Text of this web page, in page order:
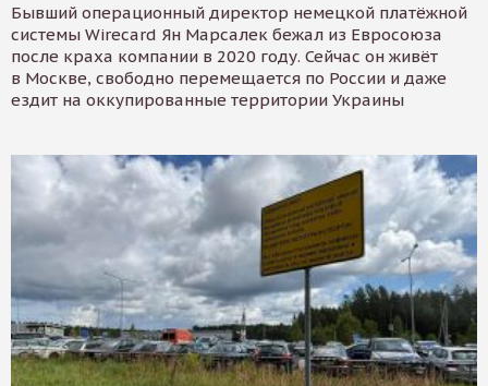
Бывший операционный директор немецкой платёжной
системы Wirecard Ян Марсалек бежал из Евросоюза
после краха компании в 2020 году. Сейчас он живёт
в Москве, свободно перемещается по России и даже
ездит на оккупированные территории Украины